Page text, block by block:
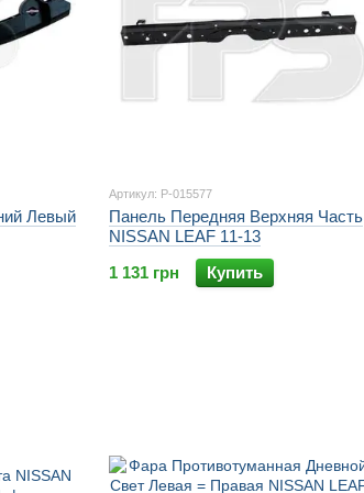
Левый
Артикул: P-015577
Панель Передняя Верхняя Часть
NISSAN LEAF 11-13
1 131 грн
Купить